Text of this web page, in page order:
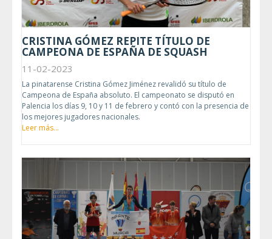
CRISTINA GÓMEZ REPITE TÍTULO DE
CAMPEONA DE ESPAÑA DE SQUASH
11-02-2023
La pinatarense Cristina Gómez Jiménez revalidó su título de
Campeona de España absoluto. El campeonato se disputó en
Palencia los días 9, 10 y 11 de febrero y contó con la presencia de
los mejores jugadores nacionales.
Leer más...